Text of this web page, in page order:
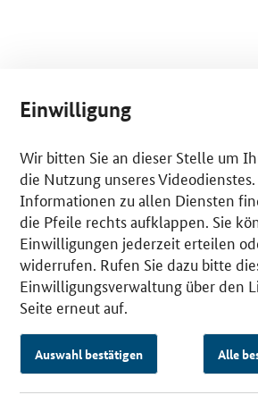
Einwilligung
Wir bitten Sie an dieser Stelle um
die Nutzung unseres
Informationen zu allen Diensten
die Pfeile rechts aufklappen. Sie
Einwilligungen jederzeit erteilen
widerrufen. Rufen Sie dazu bitte
Einwilligungsverwaltung über den
Seite erneut auf.
Auswahl bestätigen Alle